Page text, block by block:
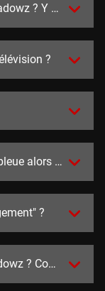
? Y a t-il des
?
alors que
?
? Combien y en